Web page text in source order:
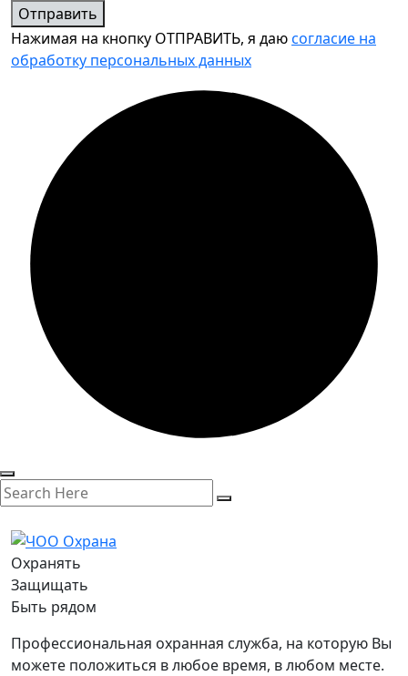
Отправить
Нажимая на кнопку ОТПРАВИТЬ, я даюсогласие на
обработку персональных данных
Охранять
Защищать
Быть рядом
Профессиональная охранная служба, на которую Вы
можете положиться в любое время, в любом месте.